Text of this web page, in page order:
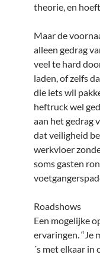
theorie, en
Maar de
alleen gedrag
veel te hard
laden, of zelfs
die iets wil
heftruck wel
aan het gedrag
dat veiligheid
werkvloer
soms gasten
Roadshows
Een mogelijke
ervaringen. “Je
´s met elkaar